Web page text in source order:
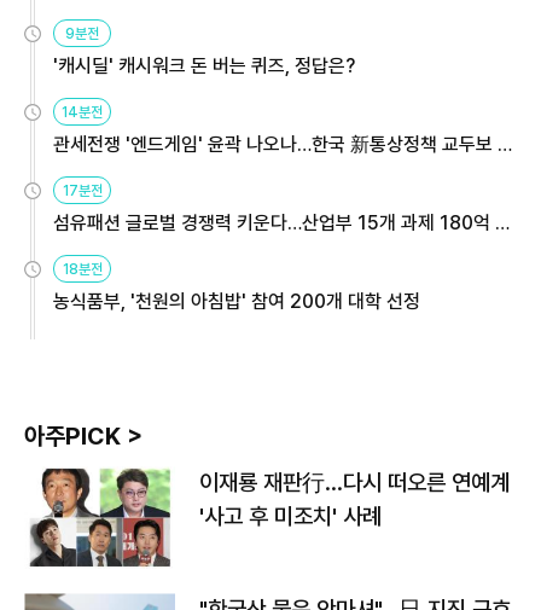
9분전
'캐시딜' 캐시워크 돈 버는 퀴즈, 정답은?
14분전
관세전쟁 '엔드게임' 윤곽 나오나…한국 新통상정책 교두보 활
용해야
17분전
섬유패션 글로벌 경쟁력 키운다…산업부 15개 과제 180억 지
원
18분전
농식품부, '천원의 아침밥' 참여 200개 대학 선정
아주PICK >
이재룡 재판行…다시 떠오른 연예계
'사고 후 미조치' 사례